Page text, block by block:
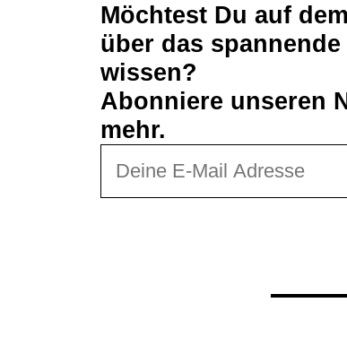
Möchtest Du auf
über das
wissen?
Abonniere unseren
mehr.